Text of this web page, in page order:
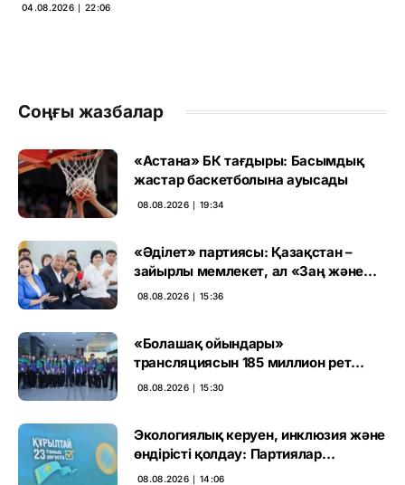
04.08.2026 ∣ 22:06
Соңғы жазбалар
«Астана» БК тағдыры: Басымдық
жастар баскетболына ауысады
08.08.2026 ∣ 19:34
«Әділет» партиясы: Қазақстан –
зайырлы мемлекет, ал «Заң және
тәртіп» қағидаты баршаға міндетті
08.08.2026 ∣ 15:36
«Болашақ ойындары»
трансляциясын 185 миллион рет
көрген
08.08.2026 ∣ 15:30
Экологиялық керуен, инклюзия және
өндірісті қолдау: Партиялар
өңірлерде қандай мәселе көтерді
08.08.2026 ∣ 14:06